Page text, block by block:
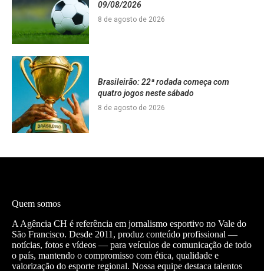
09/08/2026
8 de agosto de 2026
Brasileirão: 22ª rodada começa com
quatro jogos neste sábado
8 de agosto de 2026
Quem somos
A Agência CH é referência em jornalismo esportivo no Vale do
São Francisco. Desde 2011, produz conteúdo profissional —
notícias, fotos e vídeos — para veículos de comunicação de todo
o país, mantendo o compromisso com ética, qualidade e
valorização do esporte regional. Nossa equipe destaca talentos